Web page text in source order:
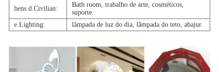
bens d.Civilian:
Bath room, trabalho de arte, cosméticos,
suporte.
e.Lighting:
lâmpada de luz do dia, lâmpada do teto, abajur.